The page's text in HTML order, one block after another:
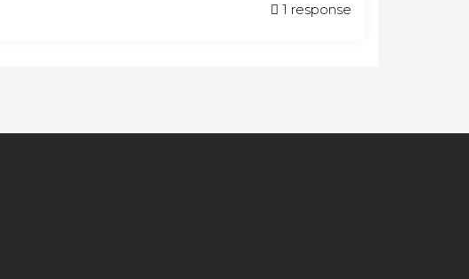
1 response